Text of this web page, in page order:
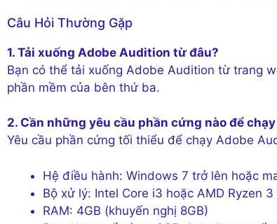
Câu Hỏi Thường Gặp
1. Tải xuống Adobe Audition từ đâu?
Bạn có thể tải xuống Adobe Audition từ trang
phần mềm của bên thứ ba.
2. Cần những yêu cầu phần cứng nào để
Yêu cầu phần cứng tối thiểu để chạy Adobe
Hệ điều hành: Windows 7 trở lên hoặc
Bộ xử lý: Intel Core i3 hoặc AMD Ryzen 3
RAM: 4GB (khuyến nghị 8GB)